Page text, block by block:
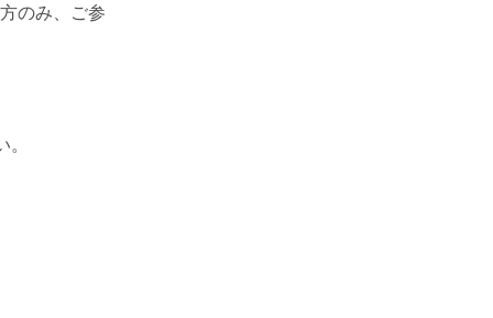
のみ、ご参